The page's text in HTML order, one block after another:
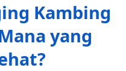
Kambing
yang